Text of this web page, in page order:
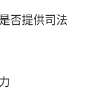
否提供司法